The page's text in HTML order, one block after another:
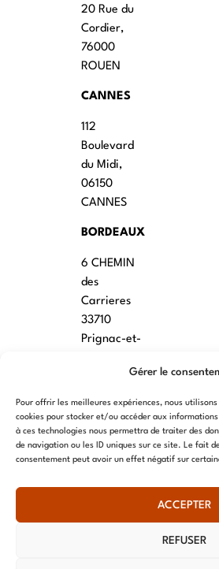
Gérer le
Pour offrir les meilleures expériences, nous
cookies pour stocker et/ou accéder aux
à ces technologies nous permettra de traiter des
de navigation ou les ID uniques sur ce site. Le fait
consentement peut avoir un effet négatif sur
ACCEPTER
REFUSER
20 Rue du
Cordier,
76000
ROUEN
CANNES
112
Boulevard
du Midi,
06150
CANNES
BORDEAUX
6 CHEMIN
des
Carrieres
33710
Prignac-et-
7 rue des
écoles
34790
© AME 2024, tous droits